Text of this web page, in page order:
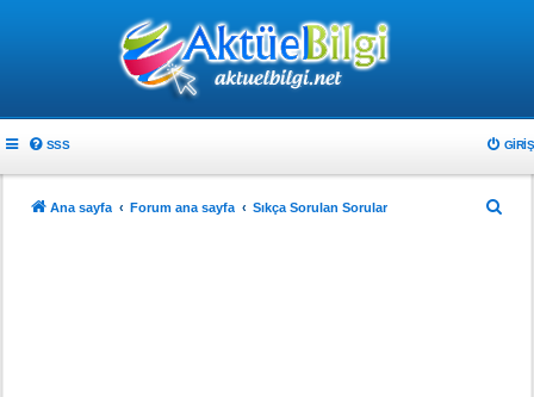
SSS GIRIŞ
Ana sayfa Forum ana sayfa Sıkça Sorulan Sorular